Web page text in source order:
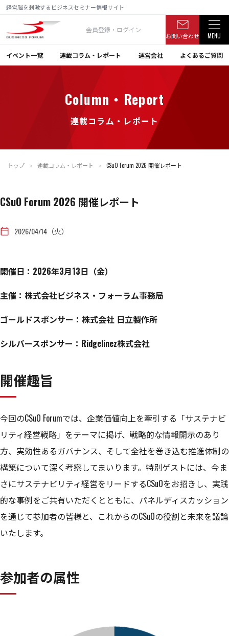
経営脳を刺激するビジネスセミナー情報サイト
会員登録・ログイン
お問い合わせ MENU
イベント一覧 連載コラム・レポート 運営会社 よくあるご質問
Column・Report
連載コラム・レポート
トップ ＞ 連載コラム・レポート ＞ CSuO Forum 2026 開催レポート
CSuO Forum 2026 開催レポート
calendar_today 2026/04/14（火）
開催日：2026年3月13日（金）
主催：株式会社ビジネス・フォーラム事務局
ゴールドスポンサー：株式会社 日立製作所
シルバースポンサー：Ridgelinez株式会社
開催趣旨
今回のCSuO Forumでは、企業価値向上を牽引する「サステナビ
リティ経営戦略」をテーマに掲げ、戦略的な情報開示のあり
方、実効性あるガバナンス、そして全社を巻き込む推進体制の
構築について深く考察してまいります。特別ゲストには、今ま
さにサステナビリティ経営をリードするCSuOをお招きし、実践
的な事例をご共有いただくとともに、パネルディスカッション
を通じて参加者の皆様と、これからのCSuOの役割と未来を議論
いたします。
参加者の属性